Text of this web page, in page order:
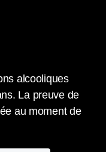
alcooliques
La preuve de
au moment de